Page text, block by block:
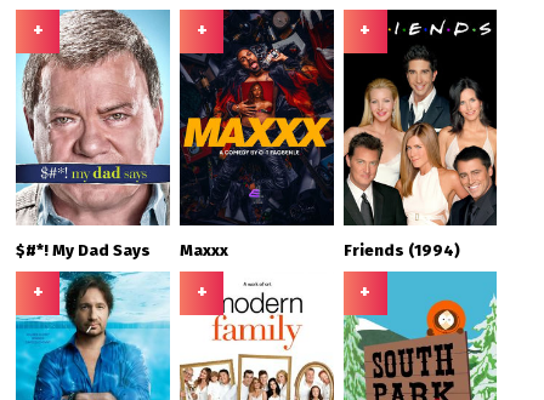
+
$#*! My Dad Says
+
Maxxx
+
Friends (1994)
+ + +